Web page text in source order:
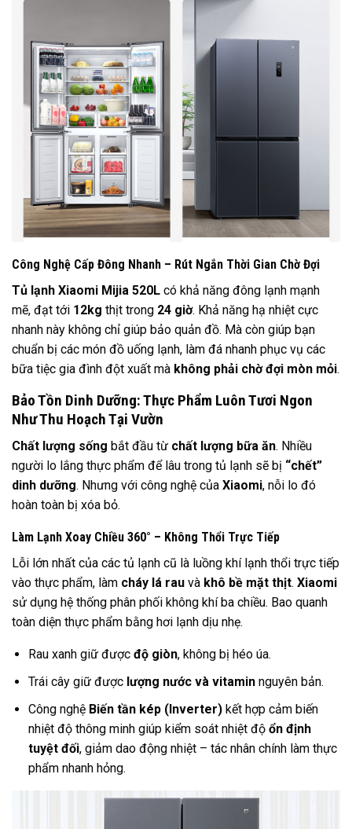
Công Nghệ Cấp Đông Nhanh – Rút Ngắn Thời Gian Chờ Đợi
Tủ lạnh Xiaomi Mijia 520L có khả năng đông lạnh mạnh
mẽ, đạt tới 12kg thịt trong 24 giờ. Khả năng hạ nhiệt cực
nhanh này không chỉ giúp bảo quản đồ. Mà còn giúp bạn
chuẩn bị các món đồ uống lạnh, làm đá nhanh phục vụ các
bữa tiệc gia đình đột xuất mà không phải chờ đợi mòn mỏi.
Bảo Tồn Dinh Dưỡng: Thực Phẩm Luôn Tươi Ngon
Như Thu Hoạch Tại Vườn
Chất lượng sống bắt đầu từ chất lượng bữa ăn. Nhiều
người lo lắng thực phẩm để lâu trong tủ lạnh sẽ bị “chết”
dinh dưỡng. Nhưng với công nghệ của Xiaomi, nỗi lo đó
hoàn toàn bị xóa bỏ.
Làm Lạnh Xoay Chiều 360° – Không Thổi Trực Tiếp
Lỗi lớn nhất của các tủ lạnh cũ là luồng khí lạnh thổi trực tiếp
vào thực phẩm, làm cháy lá rau và khô bề mặt thịt. Xiaomi
sử dụng hệ thống phân phối không khí ba chiều. Bao quanh
toàn diện thực phẩm bằng hơi lạnh dịu nhẹ.
Rau xanh giữ được độ giòn, không bị héo úa.
Trái cây giữ được lượng nước và vitaminnguyên bản.
Công nghệ Biến tần kép (Inverter)kết hợp cảm biến
nhiệt độ thông minh giúp kiểm soát nhiệt độ ổn định
tuyệt đối, giảm dao động nhiệt – tác nhân chính làm thực
phẩm nhanh hỏng.